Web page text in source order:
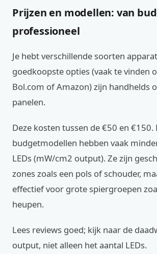
Prijzen en modellen: van
professioneel
Je hebt verschillende soorten
goedkoopste opties (vaak te vinden
Bol.com of Amazon) zijn handhelds
panelen.
Deze kosten tussen de €50 en €150.
budgetmodellen hebben vaak
LEDs (mW/cm2 output). Ze zijn
zones zoals een pols of schouder,
effectief voor grote spiergroepen
heupen.
Lees reviews goed; kijk naar de
output, niet alleen het aantal LEDs.